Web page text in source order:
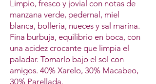
Limpio, fresco y jovial con notas de
manzana verde, pedernal, miel
blanca, bollería, nueces y sal marina.
Fina burbuja, equilibrio en boca, con
una acidez crocante que limpia el
paladar. Tomarlo bajo el sol con
amigos. 40% Xarelo, 30% Macabeo,
30% Parellada.